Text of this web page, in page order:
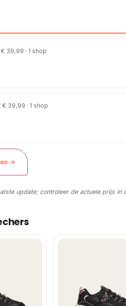
39,99 · 1 shop
39,99 · 1 shop
→
update; controleer de actuele prijs